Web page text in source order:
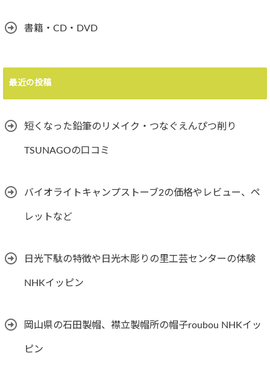
書籍・CD・DVD
最近の投稿
短くなった鉛筆のリメイク・つなぐえんぴつ削り
TSUNAGOの口コミ
バイオライトキャンプストーブ2の価格やレビュー、ペ
レットなど
日光下駄の特徴や日光木彫りの里工芸センターの体験
NHKイッピン
岡山県の石田製帽、襟立製帽所の帽子roubou NHKイッ
ピン